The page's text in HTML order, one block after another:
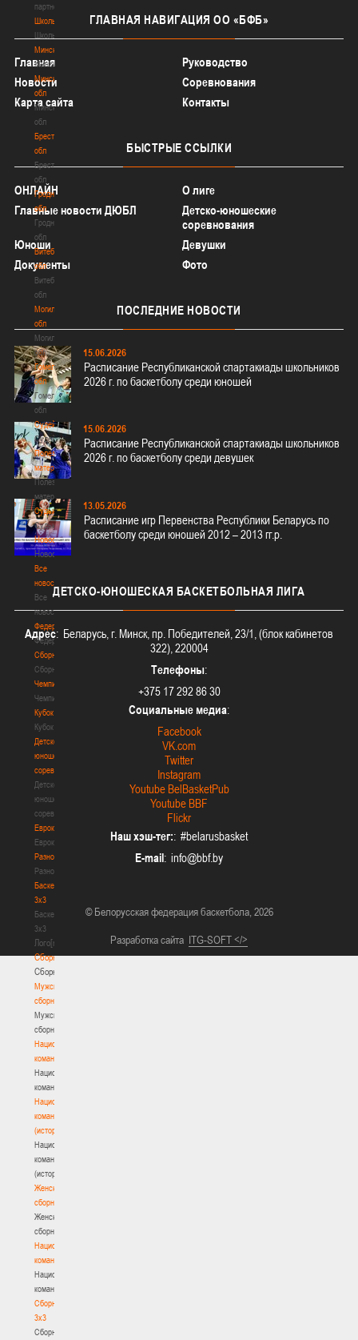
партнеры
Школы
Школы
Минск
Минск
Минская
обл
Минская
обл
Брестская
обл
Брестская
обл
Гродненская
обл
Гродненская
обл
Витебская
обл
Витебская
обл
Могилевская
обл
Могилевская
обл
Гомельская
обл
Гомельская
обл
Судейство
Судейство
Полезные
материалы
Полезные
материалы
Судьи
Судьи
Новости
Новости
Все
новости
Все
новости
Федерация
Федерация
Сборные
Сборные
Чемпионат
Чемпионат
Кубок
Кубок
Детско-
юношеские
соревнования
Детско-
юношеские
соревнования
Еврокубки
Еврокубки
Разное
Разное
Баскетбол
3х3
Баскетбол
3х3
Лого[modid=121]
Сборные
Сборные
Мужские
сборные
Мужские
сборные
Национальная
команда
Национальная
команда
Национальная
команда
(история)
Национальная
команда
(история)
Женские
сборные
Женские
сборные
Национальная
команда
Национальная
команда
Сборные
3х3
Сборные
ГЛАВНАЯ НАВИГАЦИЯ ОО «БФБ»
Главная
Руководство
Новости
Соревнования
Карта сайта
Контакты
БЫСТРЫЕ ССЫЛКИ
ОНЛАЙН
О лиге
Главные новости ДЮБЛ
Детско-юношеские
соревнования
Юноши
Девушки
Документы
Фото
ПОСЛЕДНИЕ НОВОСТИ
15.06.2026
Расписание Республиканской спартакиады школьников
2026 г. по баскетболу среди юношей
15.06.2026
Расписание Республиканской спартакиады школьников
2026 г. по баскетболу среди девушек
13.05.2026
Расписание игр Первенства Республики Беларусь по
баскетболу среди юношей 2012 – 2013 гг.р.
ДЕТСКО-ЮНОШЕСКАЯ БАСКЕТБОЛЬНАЯ ЛИГА
Адрес: Беларусь, г. Минск, пр. Победителей, 23/1, (блок кабинетов
322), 220004
Телефоны:
+375 17 292 86 30
Социальные медиа:
Facebook
VK.com
Twitter
Instagram
Youtube BelBasketPub
Youtube BBF
Flickr
Наш хэш-тег:: #belarusbasket
E-mail:
© Белорусская федерация баскетбола, 2026
Разработка сайта ITG-SOFT </>